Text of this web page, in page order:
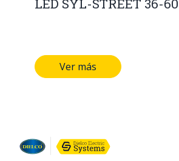
LED SYL-STREET 36-
Ver más